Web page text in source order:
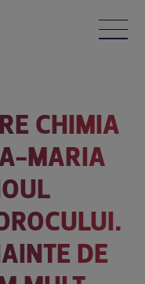
CHIMIA
MARIA
DE